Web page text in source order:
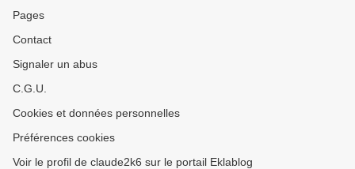
Pages
Contact
Signaler un abus
C.G.U.
Cookies et données personnelles
Préférences cookies
Voir le profil de claude2k6 sur le portail Eklablog